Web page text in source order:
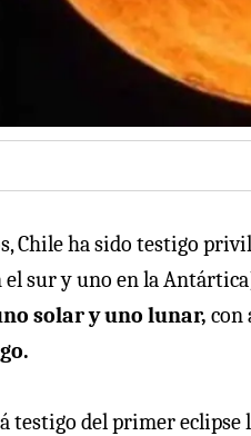
Chile ha sido testigo
sur y uno en la
solar y uno lunar, con
testigo del primer